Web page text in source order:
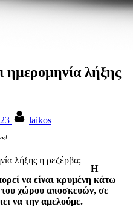
λήξης
laikos
Η
να είναι κρυμένη κάτω
χώρου αποσκευών, σε
να την αμελούμε.